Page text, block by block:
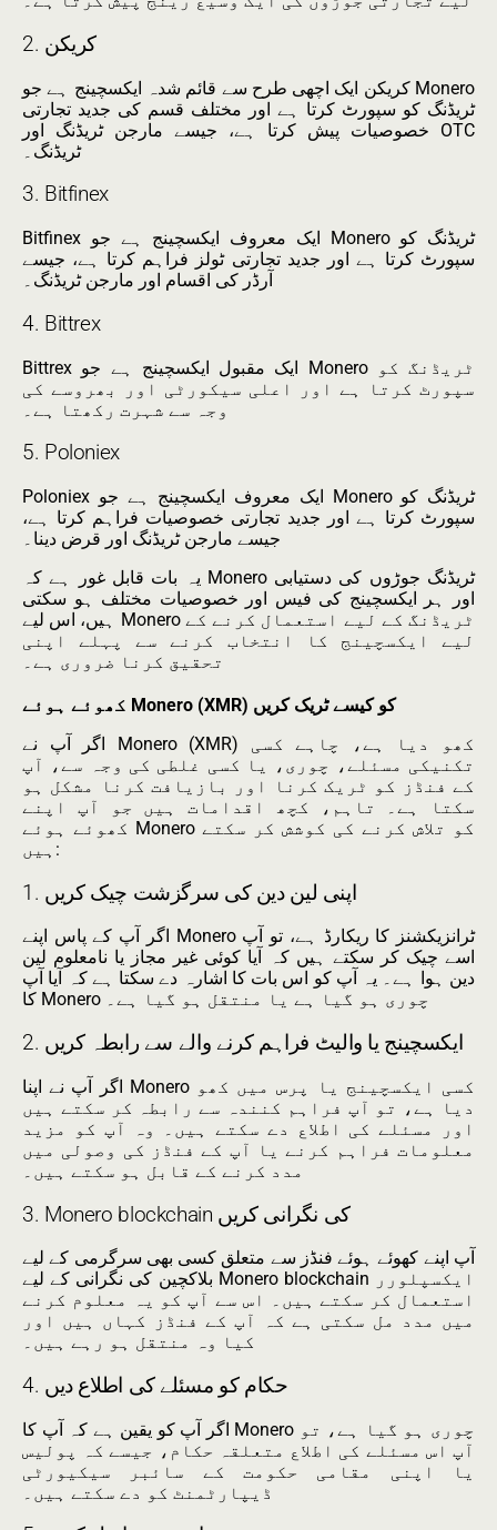
2. کریکن
کریکن ایک اچھی طرح سے قائم شدہ ایکسچینج ہے جو Monero
ٹریڈنگ کو سپورٹ کرتا ہے اور مختلف قسم کی جدید تجارتی
خصوصیات پیش کرتا ہے، جیسے مارجن ٹریڈنگ اور OTC
ٹریڈنگ۔
3. Bitfinex
Bitfinex ایک معروف ایکسچینج ہے جو Monero ٹریڈنگ کو
سپورٹ کرتا ہے اور جدید تجارتی ٹولز فراہم کرتا ہے، جیسے
آرڈر کی اقسام اور مارجن ٹریڈنگ۔
4. Bittrex
Bittrex ایک مقبول ایکسچینج ہے جو Monero ٹریڈنگ کو
سپورٹ کرتا ہے اور اعلی سیکورٹی اور بھروسے کی
وجہ سے شہرت رکھتا ہے۔
5. Poloniex
Poloniex ایک معروف ایکسچینج ہے جو Monero ٹریڈنگ کو
سپورٹ کرتا ہے اور جدید تجارتی خصوصیات فراہم کرتا ہے،
جیسے مارجن ٹریڈنگ اور قرض دینا۔
یہ بات قابل غور ہے کہ Monero ٹریڈنگ جوڑوں کی دستیابی
اور ہر ایکسچینج کی فیس اور خصوصیات مختلف ہو سکتی
ہیں، اس لیے Monero ٹریڈنگ کے لیے استعمال کرنے کے
لیے ایکسچینج کا انتخاب کرنے سے پہلے اپنی
تحقیق کرنا ضروری ہے۔
کھوئے ہوئے Monero (XMR) کو کیسے ٹریک کریں
اگر آپ نے Monero (XMR) کھو دیا ہے، چاہے کسی
تکنیکی مسئلے، چوری، یا کسی غلطی کی وجہ سے، آپ
کے فنڈز کو ٹریک کرنا اور بازیافت کرنا مشکل ہو
سکتا ہے۔ تاہم، کچھ اقدامات ہیں جو آپ اپنے
کھوئے ہوئے Monero کو تلاش کرنے کی کوشش کر سکتے
ہیں:
1. اپنی لین دین کی سرگزشت چیک کریں
اگر آپ کے پاس اپنے Monero ٹرانزیکشنز کا ریکارڈ ہے، تو آپ
اسے چیک کر سکتے ہیں کہ آیا کوئی غیر مجاز یا نامعلوم لین
دین ہوا ہے۔ یہ آپ کو اس بات کا اشارہ دے سکتا ہے کہ آیا آپ
کا Monero چوری ہو گیا ہے یا منتقل ہو گیا ہے۔
2. ایکسچینج یا والیٹ فراہم کرنے والے سے رابطہ کریں
اگر آپ نے اپنا Monero کسی ایکسچینج یا پرس میں کھو
دیا ہے، تو آپ فراہم کنندہ سے رابطہ کر سکتے ہیں
اور مسئلے کی اطلاع دے سکتے ہیں۔ وہ آپ کو مزید
معلومات فراہم کرنے یا آپ کے فنڈز کی وصولی میں
مدد کرنے کے قابل ہو سکتے ہیں۔
3. Monero blockchain کی نگرانی کریں
آپ اپنے کھوئے ہوئے فنڈز سے متعلق کسی بھی سرگرمی کے لیے
بلاکچین کی نگرانی کے لیے Monero blockchain ایکسپلورر
استعمال کر سکتے ہیں۔ اس سے آپ کو یہ معلوم کرنے
میں مدد مل سکتی ہے کہ آپ کے فنڈز کہاں ہیں اور
کیا وہ منتقل ہو رہے ہیں۔
4. حکام کو مسئلے کی اطلاع دیں
اگر آپ کو یقین ہے کہ آپ کا Monero چوری ہو گیا ہے، تو
آپ اس مسئلے کی اطلاع متعلقہ حکام، جیسے کہ پولیس
یا اپنی مقامی حکومت کے سائبر سیکیورٹی
ڈیپارٹمنٹ کو دے سکتے ہیں۔